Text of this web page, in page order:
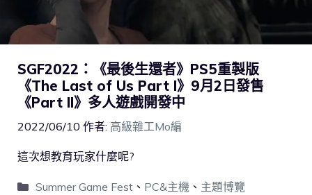
SGF2022：《最後生還者》PS5重製版
《The Last of Us Part I》9月2日發售
《Part II》多人遊戲開發中
2022/06/10 作者: 高級雜工Mo編
這次想教育玩家什麼呢?
Summer Game Fest、 PC&主機、 主題博覽